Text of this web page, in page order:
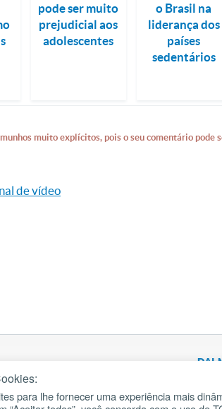
pode ser muito
prejudicial aos
adolescentes
o Brasil na
liderança dos
países
sedentários
muito explícitos, pois o seu comentário pode
de vídeo
DAI-
– 2026
para lhe fornecer uma experiência mais